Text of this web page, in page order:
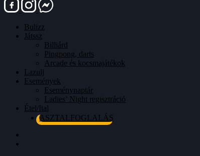
Bulizz
Játssz
Billiárd
Pingpong, darts
Arcade és kocsmajátékok
Lazulj
Események
Eseménynaptár
Ladies’ Night regisztráció
Étel/Ital
ASZTALFOGLALÁS